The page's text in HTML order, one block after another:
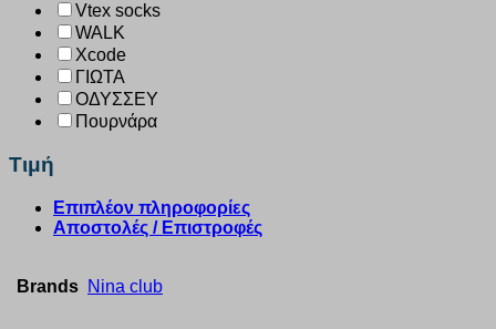
Vtex socks
WALK
Xcode
ΓΙΩΤΑ
ΟΔΥΣΣΕΥ
Πουρνάρα
Τιμή
Επιπλέον πληροφορίες
Αποστολές / Επιστροφές
Brands Nina club